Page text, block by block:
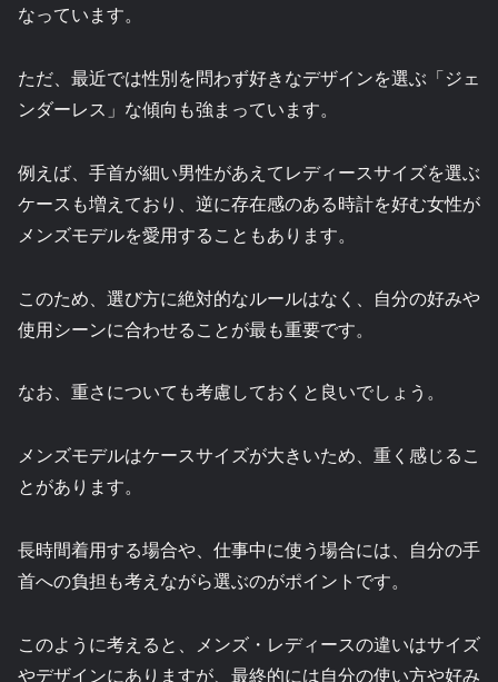
なっています。
ただ、最近では性別を問わず好きなデザインを選ぶ「ジェ
ンダーレス」な傾向も強まっています。
例えば、手首が細い男性があえてレディースサイズを選ぶ
ケースも増えており、逆に存在感のある時計を好む女性が
メンズモデルを愛用することもあります。
このため、選び方に絶対的なルールはなく、自分の好みや
使用シーンに合わせることが最も重要です。
なお、重さについても考慮しておくと良いでしょう。
メンズモデルはケースサイズが大きいため、重く感じるこ
とがあります。
長時間着用する場合や、仕事中に使う場合には、自分の手
首への負担も考えながら選ぶのがポイントです。
このように考えると、メンズ・レディースの違いはサイズ
やデザインにありますが、最終的には自分の使い方や好み